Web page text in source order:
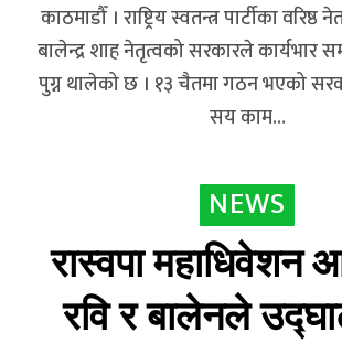
काठमाडौँ । राष्ट्रिय स्वतन्त्र पार्टीका वरिष्ठ
बालेन्द्र शाह नेतृत्वको सरकारले कार्यभार
पुग्न थालेको छ । १३ चैतमा गठन भएको
सय काम…
NEWS
रास्वपा महाधिवेशन
रवि र बालेनले